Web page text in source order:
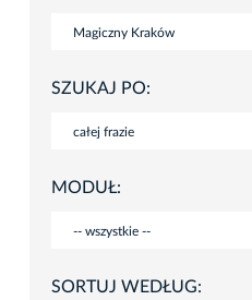
SZUKAJ PO:
MODUŁ:
SORTUJ WEDŁUG: